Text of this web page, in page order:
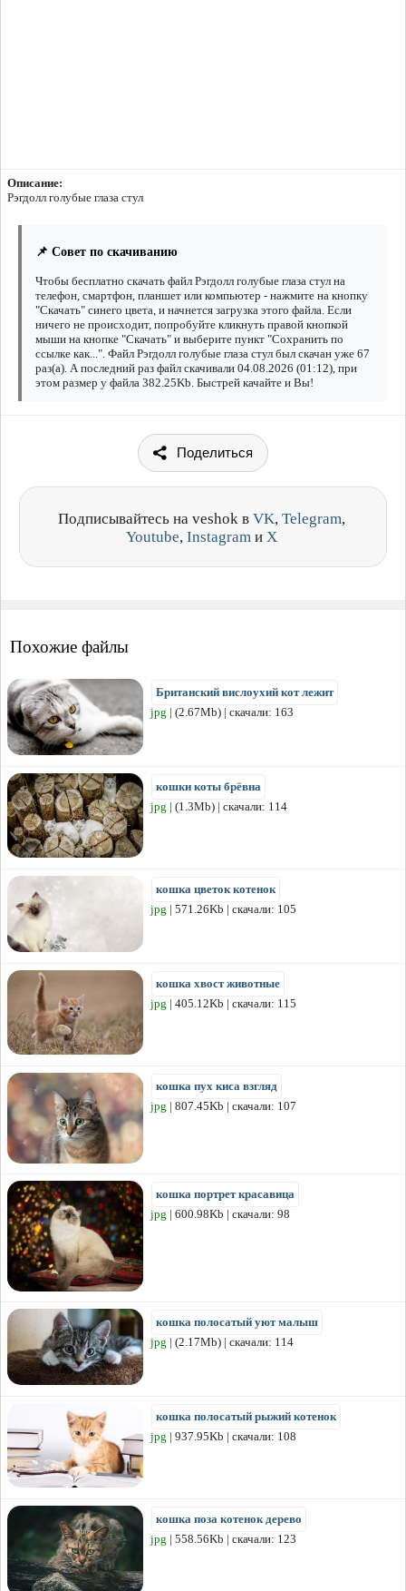
Описание:
Рэгдолл голубые глаза стул
📌 Совет по скачиванию
Чтобы бесплатно скачать файл Рэгдолл голубые глаза стул на
телефон, смартфон, планшет или компьютер - нажмите на кнопку
"Скачать" синего цвета, и начнется загрузка этого файла. Если
ничего не происходит, попробуйте кликнуть правой кнопкой
мыши на кнопке "Скачать" и выберите пункт "Сохранить по
ссылке как...". Файл Рэгдолл голубые глаза стул был скачан уже 67
раз(а). А последний раз файл скачивали 04.08.2026 (01:12), при
этом размер у файла 382.25Kb. Быстрей качайте и Вы!
Поделиться
Подписывайтесь на veshok в VK, Telegram,
Youtube, Instagram и X
Похожие файлы
Британский вислоухий кот лежит
jpg | (2.67Mb) | скачали: 163
кошки коты брёвна
jpg | (1.3Mb) | скачали: 114
кошка цветок котенок
jpg | 571.26Kb | скачали: 105
кошка хвост животные
jpg | 405.12Kb | скачали: 115
кошка пух киса взгляд
jpg | 807.45Kb | скачали: 107
кошка портрет красавица
jpg | 600.98Kb | скачали: 98
кошка полосатый уют малыш
jpg | (2.17Mb) | скачали: 114
кошка полосатый рыжий котенок
jpg | 937.95Kb | скачали: 108
кошка поза котенок дерево
jpg | 558.56Kb | скачали: 123